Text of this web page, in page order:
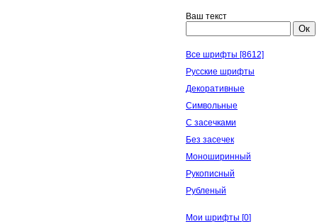
Ваш текст
Ок
Все шрифты [8612]
Русские шрифты
Декоративные
Символьные
С засечками
Без засечек
Моноширинный
Рукописный
Рубленый
Мои шрифты [0]